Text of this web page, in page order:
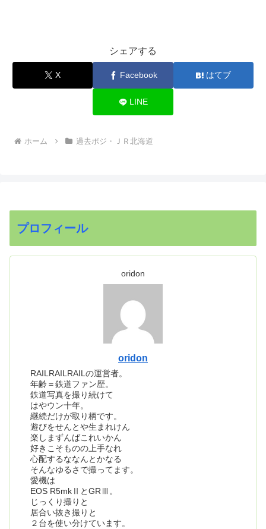
シェアする
X Facebook はてブ
LINE
ホーム 過去ポジ・ＪＲ北海道
プロフィール
oridon
oridon
RAILRAILRAILの運営者。
年齢＝鉄道ファン歴。
鉄道写真を撮り続けて
はやウン十年。
継続だけが取り柄です。
遊びをせんとや生まれけん
楽しまずんばこれいかん
好きこそものの上手なれ
心配するななんとかなる
そんなゆるさで撮ってます。
愛機は
EOS R5mkⅡとGRⅢ。
じっくり撮りと
居合い抜き撮りと
２台を使い分けています。